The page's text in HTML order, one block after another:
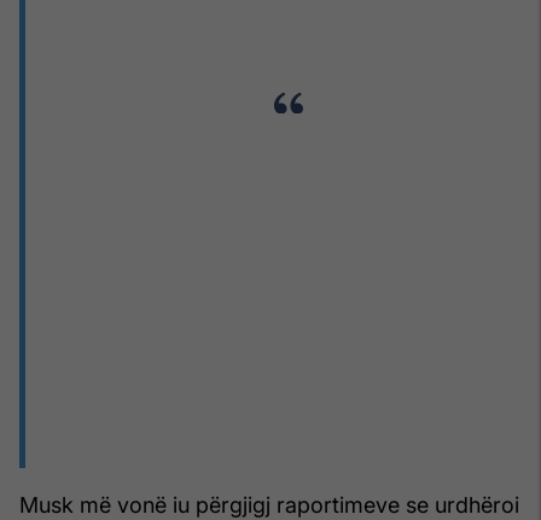
Musk më vonë iu përgjigj raportimeve se urdhëroi